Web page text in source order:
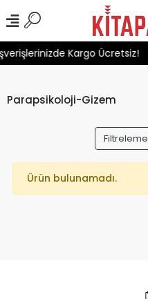
Kargo Ücretsiz!
Parapsikoloji-Gizem
Filtreleme
Ürün bulunamadı.